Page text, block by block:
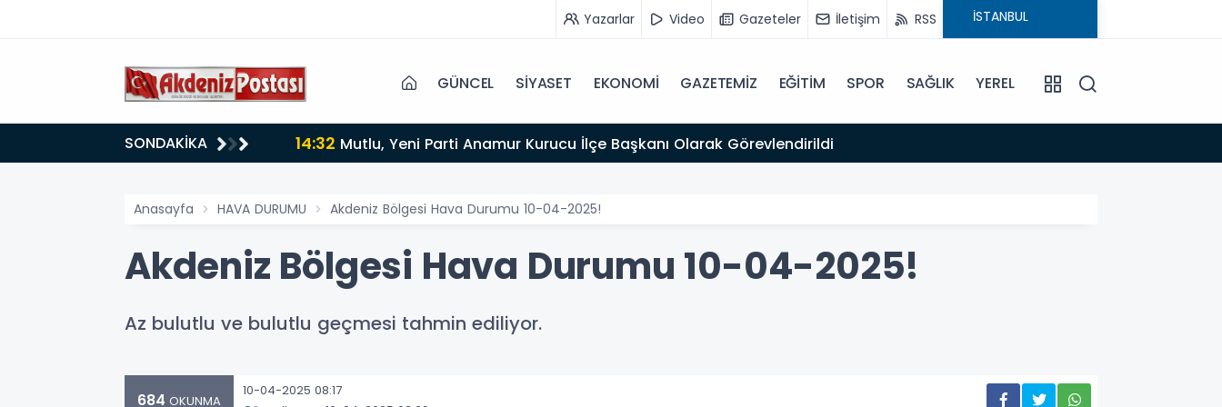
Yazarlar Video Gazeteler İletişim RSS
GÜNCEL SİYASET EKONOMİ GAZETEMİZ EĞİTİM SPOR SAĞLIK YEREL
SONDAKİKA 14:32 Mutlu, Yeni Parti Anamur Kurucu İlçe Başkanı Olarak Görevlendirildi
Anasayfa HAVA DURUMU Akdeniz Bölgesi Hava Durumu 10-04-2025!
Akdeniz Bölgesi Hava Durumu 10-04-2025!
Az bulutlu ve bulutlu geçmesi tahmin ediliyor.
684 OKUNMA
10-04-2025 08:17